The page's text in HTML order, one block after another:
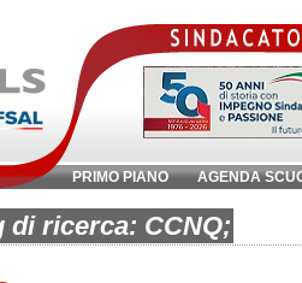
PRIMO PIANO AGENDA
parola chiave:
di ricerca: CCNQ;